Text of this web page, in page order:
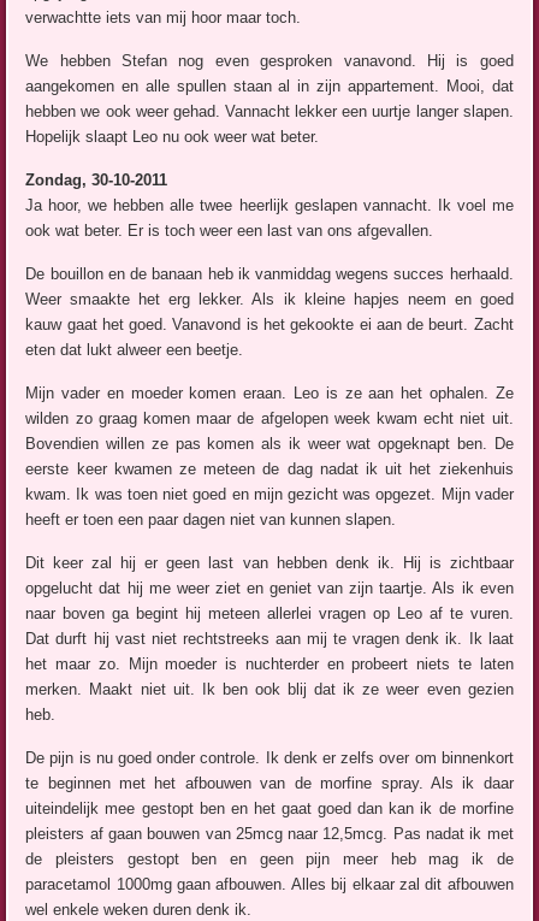
verwachtte iets van mij hoor maar toch.
We hebben Stefan nog even gesproken vanavond. Hij is goed
aangekomen en alle spullen staan al in zijn appartement. Mooi, dat
hebben we ook weer gehad. Vannacht lekker een uurtje langer slapen.
Hopelijk slaapt Leo nu ook weer wat beter.
Zondag, 30-10-2011
Ja hoor, we hebben alle twee heerlijk geslapen vannacht. Ik voel me
ook wat beter. Er is toch weer een last van ons afgevallen.
De bouillon en de banaan heb ik vanmiddag wegens succes herhaald.
Weer smaakte het erg lekker. Als ik kleine hapjes neem en goed
kauw gaat het goed. Vanavond is het gekookte ei aan de beurt. Zacht
eten dat lukt alweer een beetje.
Mijn vader en moeder komen eraan. Leo is ze aan het ophalen. Ze
wilden zo graag komen maar de afgelopen week kwam echt niet uit.
Bovendien willen ze pas komen als ik weer wat opgeknapt ben. De
eerste keer kwamen ze meteen de dag nadat ik uit het ziekenhuis
kwam. Ik was toen niet goed en mijn gezicht was opgezet. Mijn vader
heeft er toen een paar dagen niet van kunnen slapen.
Dit keer zal hij er geen last van hebben denk ik. Hij is zichtbaar
opgelucht dat hij me weer ziet en geniet van zijn taartje. Als ik even
naar boven ga begint hij meteen allerlei vragen op Leo af te vuren.
Dat durft hij vast niet rechtstreeks aan mij te vragen denk ik. Ik laat
het maar zo. Mijn moeder is nuchterder en probeert niets te laten
merken. Maakt niet uit. Ik ben ook blij dat ik ze weer even gezien
heb.
De pijn is nu goed onder controle. Ik denk er zelfs over om binnenkort
te beginnen met het afbouwen van de morfine spray. Als ik daar
uiteindelijk mee gestopt ben en het gaat goed dan kan ik de morfine
pleisters af gaan bouwen van 25mcg naar 12,5mcg. Pas nadat ik met
de pleisters gestopt ben en geen pijn meer heb mag ik de
paracetamol 1000mg gaan afbouwen. Alles bij elkaar zal dit afbouwen
wel enkele weken duren denk ik.